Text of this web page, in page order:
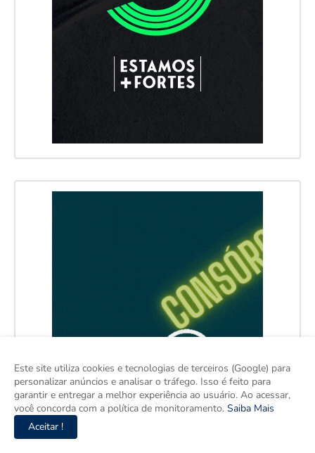
Este site utiliza cookies e tecnologias de terceiros (Google) para
personalizar anúncios e analisar o tráfego. Isso é feito para
garantir e entregar a melhor experiência ao usuário. Ao acessar,
você concorda com a política de monitoramento. Saiba Mais
Aceitar !